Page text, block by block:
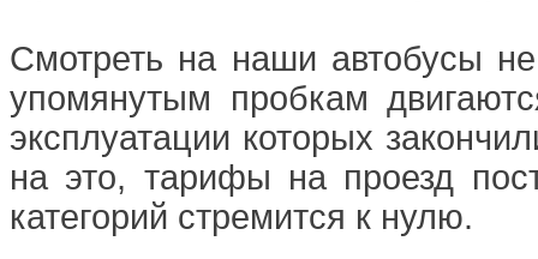
Смотреть на наши автобусы
упомянутым пробкам
эксплуатации которых
на это, тарифы на проезд
категорий стремится к нулю.